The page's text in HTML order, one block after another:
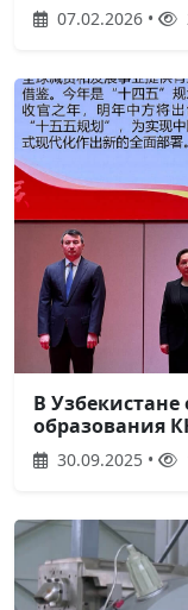
07.02.2026 •
В
образования
30.09.2025 •